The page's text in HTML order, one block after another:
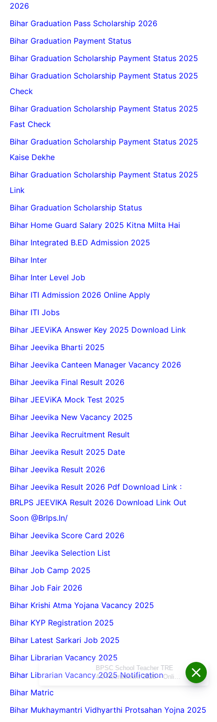
2026
Bihar Graduation Pass Scholarship 2026
Bihar Graduation Payment Status
Bihar Graduation Scholarship Payment Status 2025
Bihar Graduation Scholarship Payment Status 2025
Check
Bihar Graduation Scholarship Payment Status 2025
Fast Check
Bihar Graduation Scholarship Payment Status 2025
Kaise Dekhe
Bihar Graduation Scholarship Payment Status 2025
Link
Bihar Graduation Scholarship Status
Bihar Home Guard Salary 2025 Kitna Milta Hai
Bihar Integrated B.ED Admission 2025
Bihar Inter
Bihar Inter Level Job
Bihar ITI Admission 2026 Online Apply
Bihar ITI Jobs
Bihar JEEViKA Answer Key 2025 Download Link
Bihar Jeevika Bharti 2025
Bihar Jeevika Canteen Manager Vacancy 2026
Bihar Jeevika Final Result 2026
Bihar JEEViKA Mock Test 2025
Bihar Jeevika New Vacancy 2025
Bihar Jeevika Recruitment Result
Bihar Jeevika Result 2025 Date
Bihar Jeevika Result 2026
Bihar Jeevika Result 2026 Pdf Download Link :
BRLPS JEEVIKA Result 2026 Download Link Out
Soon @Brlps.in/
Bihar Jeevika Score Card 2026
Bihar Jeevika Selection List
Bihar Job Camp 2025
Bihar Job Fair 2026
Bihar Krishi Atma Yojana Vacancy 2025
Bihar KYP Registration 2025
Bihar Latest Sarkari Job 2025
Bihar Librarian Vacancy 2025
Bihar Librarian Vacancy 2025 Notification
Bihar Matric
Bihar Mukhaymantri Vidhyarthi Protsahan Yojna 2025
BPSC School Teacher TRE
4.0 Recruitment 2026 – Online